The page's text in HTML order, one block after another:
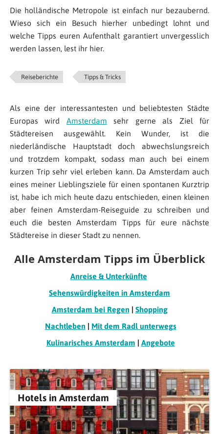
Die holländische Metropole ist einfach nur bezaubernd.
Wieso sich ein Besuch hierher unbedingt lohnt und
welche Tipps euren Aufenthalt garantiert unvergesslich
werden lassen, lest ihr hier.
Reiseberichte Tipps & Tricks
Als eine der interessantesten und beliebtesten Städte
Europas wird Amsterdam sehr gerne als Ziel für
Städtereisen ausgewählt. Kein Wunder, ist die
niederländische Hauptstadt doch abwechslungsreich
und trotzdem kompakt, sodass man auch bei einem
kurzen Trip sehr viel erleben kann. Da Amsterdam auch
eines meiner Lieblingsziele für einen spontanen Kurztrip
ist, habe ich mich heute dazu entschieden, einen kleinen
aber feinen Amsterdam-Reiseguide zu schreiben und
euch die besten Amsterdam Tipps für eure nächste
Städtereise in dieser Stadt zu nennen.
Alle Amsterdam Tipps im Überblick
Anreise & Unterkünfte
Sehenswürdigkeiten in Amsterdam
Amsterdam bei Regen | Shopping
Nachtleben | Mit dem Radl unterwegs
Kulinarisches Amsterdam | Angebote
Hotels in Amsterdam